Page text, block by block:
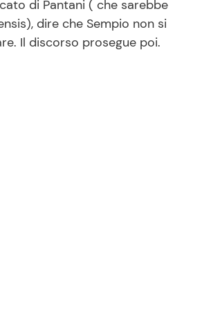
di Pantani ( che sarebbe
dire che Sempio non si
Il discorso prosegue poi.